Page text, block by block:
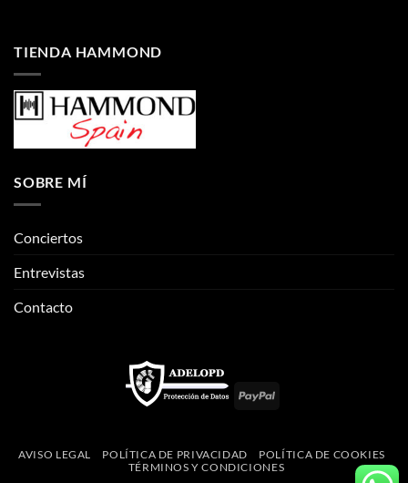
TIENDA HAMMOND
SOBRE MÍ
Conciertos
Entrevistas
Contacto
PayPal
AVISO LEGAL POLÍTICA DE PRIVACIDAD
POLÍTICA DE COOKIES
TÉRMINOS Y CONDICIONES